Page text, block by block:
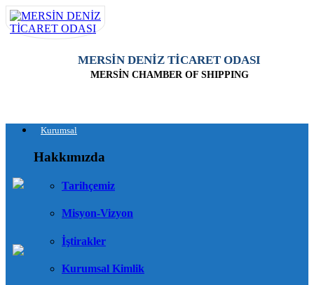
MERSİN DENİZ TİCARET ODASI
MERSİN CHAMBER OF SHIPPING
Kurumsal
Hakkımızda
Tarihçemiz
Misyon-Vizyon
İştirakler
Kurumsal Kimlik